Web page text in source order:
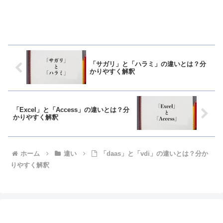
「サガリ」と「ハラミ」の違いとは？分
かりやすく解釈
「Excel」と「Access」の違いとは？分
かりやすく解釈
ホーム 違い
「daas」と「vdi」の違いとは？分か
りやすく解釈